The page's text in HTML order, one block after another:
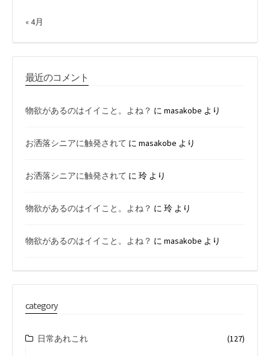
« 4月
最近のコメント
物欲があるのはイイこと。よね？ に masakobe より
お洒落シニアに触発されて に masakobe より
お洒落シニアに触発されて に 玲 より
物欲があるのはイイこと。よね？ に 玲 より
物欲があるのはイイこと。よね？ に masakobe より
category
日常あれこれ (127)